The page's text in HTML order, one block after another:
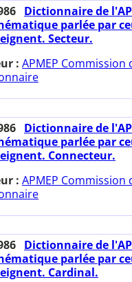
Dictionnaire de
parlée par
Secteur.
: APMEP Commission
Dictionnaire de
parlée par
Connecteur.
: APMEP Commission
Dictionnaire de
parlée par
Cardinal.